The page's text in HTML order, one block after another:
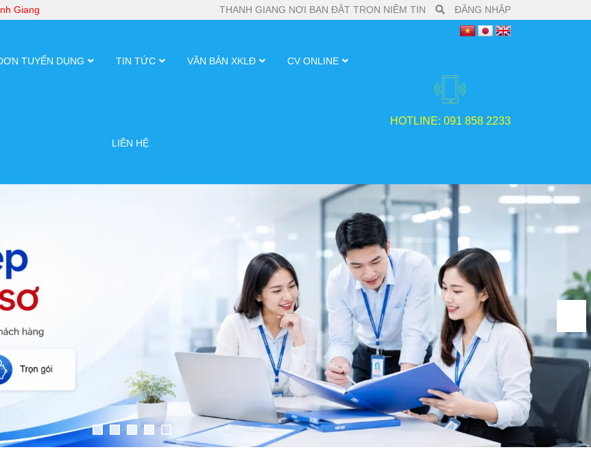
Giang THANH GIANG NƠI BẠN ĐẶT TRỌN NIỀM TIN ĐĂNG NHẬP
TUYỂN DỤNG TIN TỨC VĂN BẢN XKLĐ CV ONLINE
LIÊN HỆ
HOTLINE: 091 858 2233